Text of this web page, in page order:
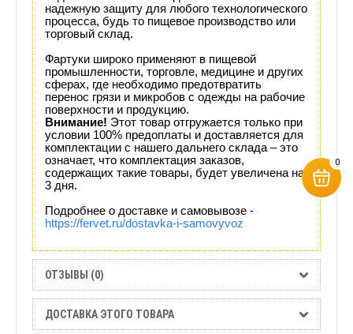
надежную защиту для любого технологического
процесса, будь то пищевое производство или
торговый склад.
Фартуки широко применяют в пищевой
промышленности, торговле, медицине и других
сферах, где необходимо предотвратить
перенос грязи и микробов с одежды на рабочие
поверхности и продукцию.
Внимание! Этот товар отгружается только при
условии 100% предоплаты и доставляется для
комплектации с нашего дальнего склада – это
означает, что комплектация заказов,
содержащих такие товары, будет увеличена на
3 дня.
Подробнее о доставке и самовывозе -
https://fervet.ru/dostavka-i-samovyvoz
ОТЗЫВЫ (0)
ДОСТАВКА ЭТОГО ТОВАРА
0